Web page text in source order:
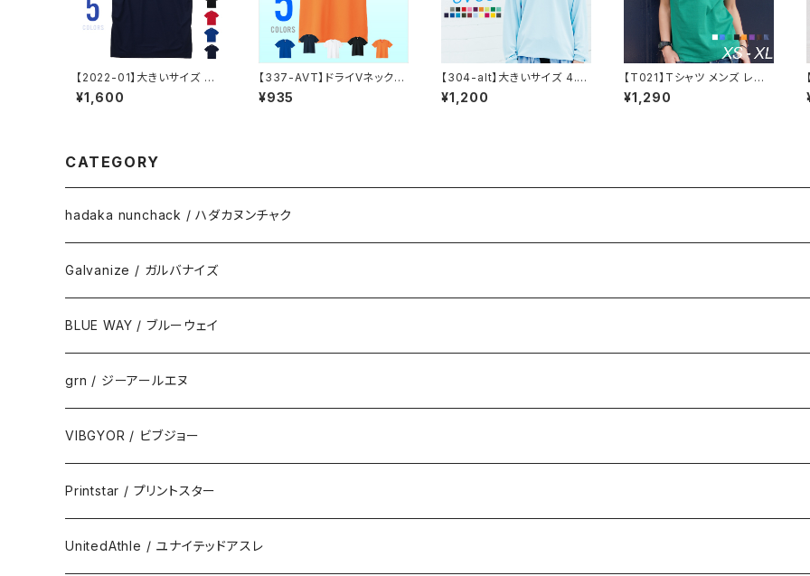
【2022-01】大きいサイズ ポ
ロシャツ メンズ レディース 半
袖 4.7オンス スペシャルドラ
¥1,600
【337-AVT】ドライVネックT
シャツ 3L〜
¥935
【304-alt】大きいサイズ 4.4
オンス ドライロングスリーブT
シャツ 6L〜7L
¥1,200
【T021】Tシャツ メンズ レディ
ース 半袖 限定 native
¥1,290
CATEGORY
hadaka nunchack / ハダカヌンチャク
Galvanize / ガルバナイズ
BLUE WAY / ブルーウェイ
grn / ジーアールエヌ
VIBGYOR / ビブジョー
Printstar / プリントスター
UnitedAthle / ユナイテッドアスレ